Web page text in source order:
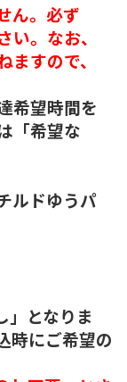
ん。必ず
い。なお、
すので、
希望時間を
「希望な
ルドゆうパ
」となりま
時にご希望の